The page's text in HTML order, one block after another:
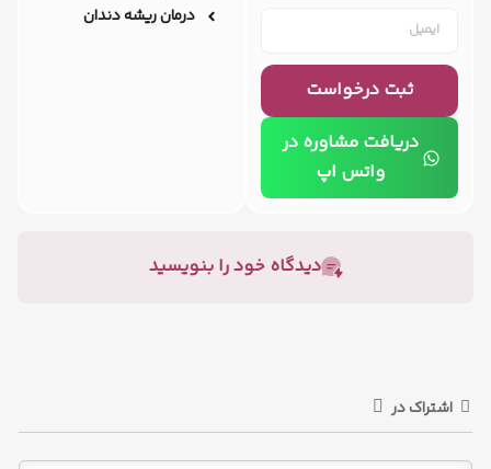
ثبت درخواست
دریافت مشاوره در
واتس اپ
درمان ریشه دندان
دیدگاه خود را بنویسید
اشتراک در